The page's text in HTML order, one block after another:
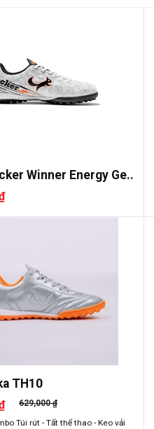
Winner Energy Ge..
TH10
629,000 ₫
Túi rút - Tất thể thao - Keo vải